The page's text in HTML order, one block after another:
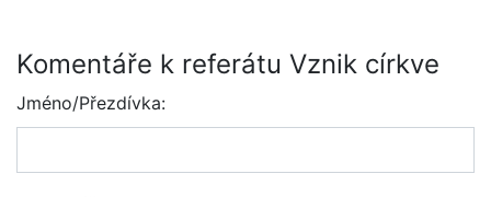
Komentáře k referátu Vznik církve
Jméno/Přezdívka: